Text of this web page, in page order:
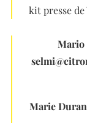
kit presse
Mario
Marie